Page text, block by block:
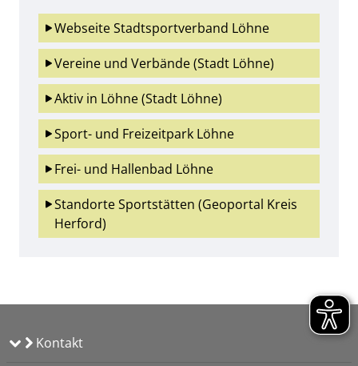
Webseite Stadtsportverband Löhne
Vereine und Verbände (Stadt Löhne)
Aktiv in Löhne (Stadt Löhne)
Sport- und Freizeitpark Löhne
Frei- und Hallenbad Löhne
Standorte Sportstätten (Geoportal Kreis
Herford)
Kontakt